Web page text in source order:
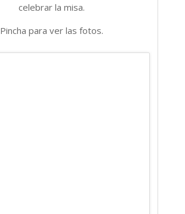
celebrar la misa.
Pincha para ver las fotos.